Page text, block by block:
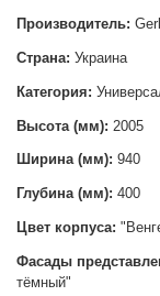
Производитель:
Страна: Украина
Категория:
Высота (мм): 2005
Ширина (мм): 940
Глубина (мм): 400
Цвет корпуса:
Фасады
тёмный"